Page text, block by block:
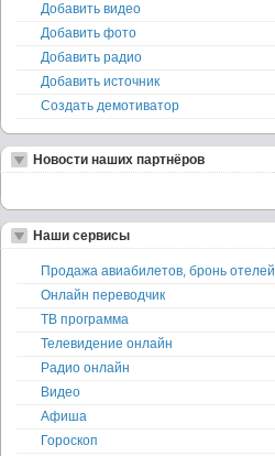
Добавить видео
Добавить фото
Добавить радио
Добавить источник
Создать демотиватор
Новости наших партнёров
Наши сервисы
Продажа авиабилетов, бронь отелей
Онлайн переводчик
ТВ программа
Телевидение онлайн
Радио онлайн
Видео
Афиша
Гороскоп